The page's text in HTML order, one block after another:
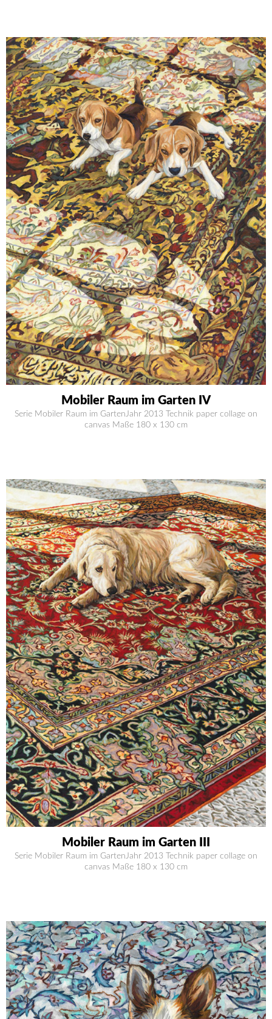
Mobiler Raum im Garten IV
Serie Mobiler Raum im GartenJahr 2013 Technik paper collage on
canvas Maße 180 x 130 cm
Mobiler Raum im Garten III
Serie Mobiler Raum im GartenJahr 2013 Technik paper collage on
canvas Maße 180 x 130 cm